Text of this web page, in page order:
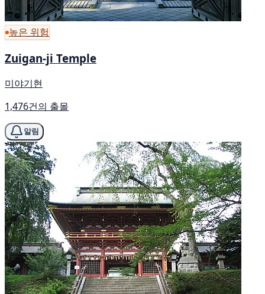
높은 위험
Zuigan-ji Temple
미야기현
1,476건의 출몰
알림